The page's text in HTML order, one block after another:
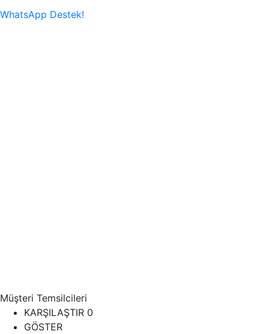
WhatsApp Destek!
Müşteri Temsilcileri
KARŞILAŞTIR 0
GÖSTER